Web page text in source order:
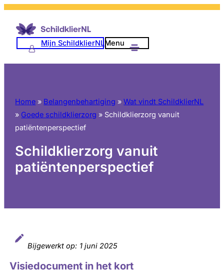
naar
Mijn SchildklierNLMenu
Home » Belangenbehartiging »Wat vindt SchildklierNL
» Goede schildklierzorg » Schildklierzorg vanuit
patiëntenperspectief
Schildklierzorg vanuit
patiëntenperspectief
Bijgewerkt op: 1 juni 2025
Visiedocument in het kort